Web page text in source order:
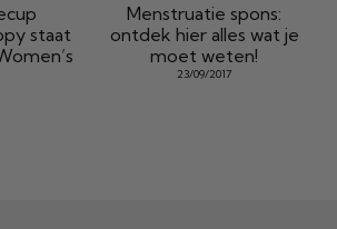
staat
Menstruatie spons:
ontdek hier alles wat je
moet weten!
23/09/2017